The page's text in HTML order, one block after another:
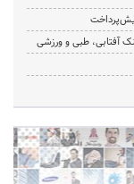
آفتابی، طبی و ورزشی